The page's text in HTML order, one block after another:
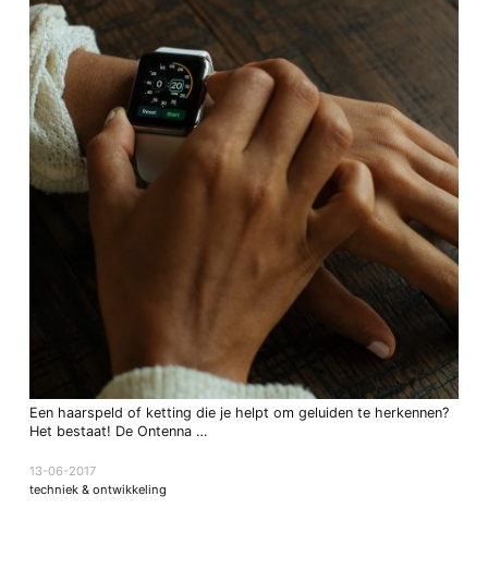
Een haarspeld of ketting die je helpt om geluiden te herkennen?
Het bestaat! De Ontenna …
13-06-2017
techniek & ontwikkeling